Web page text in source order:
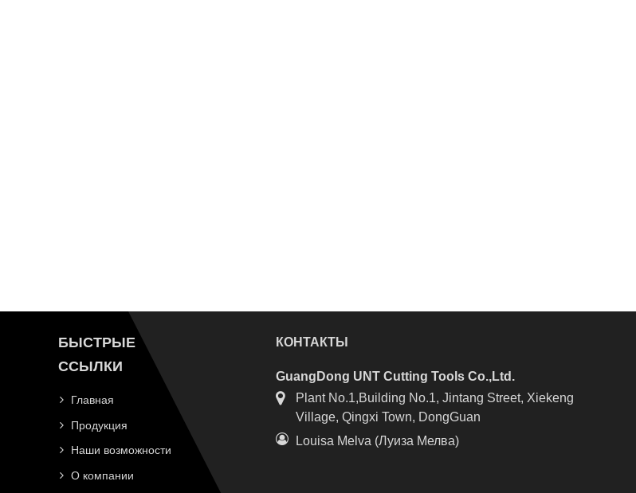
БЫСТРЫЕ
ССЫЛКИ
Главная
Продукция
Наши возможности
О компании
КОНТАКТЫ
GuangDong UNT Cutting Tools Co.,Ltd.
Plant No.1,Building No.1, Jintang Street, Xiekeng
Village, Qingxi Town, DongGuan
Louisa Melva (Луиза Мелва)